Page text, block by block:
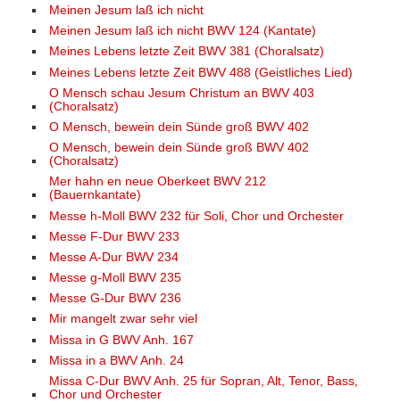
Meinen Jesum laß ich nicht
Meinen Jesum laß ich nicht BWV 124 (Kantate)
Meines Lebens letzte Zeit BWV 381 (Choralsatz)
Meines Lebens letzte Zeit BWV 488 (Geistliches Lied)
O Mensch schau Jesum Christum an BWV 403
(Choralsatz)
O Mensch, bewein dein Sünde groß BWV 402
O Mensch, bewein dein Sünde groß BWV 402
(Choralsatz)
Mer hahn en neue Oberkeet BWV 212
(Bauernkantate)
Messe h-Moll BWV 232 für Soli, Chor und Orchester
Messe F-Dur BWV 233
Messe A-Dur BWV 234
Messe g-Moll BWV 235
Messe G-Dur BWV 236
Mir mangelt zwar sehr viel
Missa in G BWV Anh. 167
Missa in a BWV Anh. 24
Missa C-Dur BWV Anh. 25 für Sopran, Alt, Tenor, Bass,
Chor und Orchester